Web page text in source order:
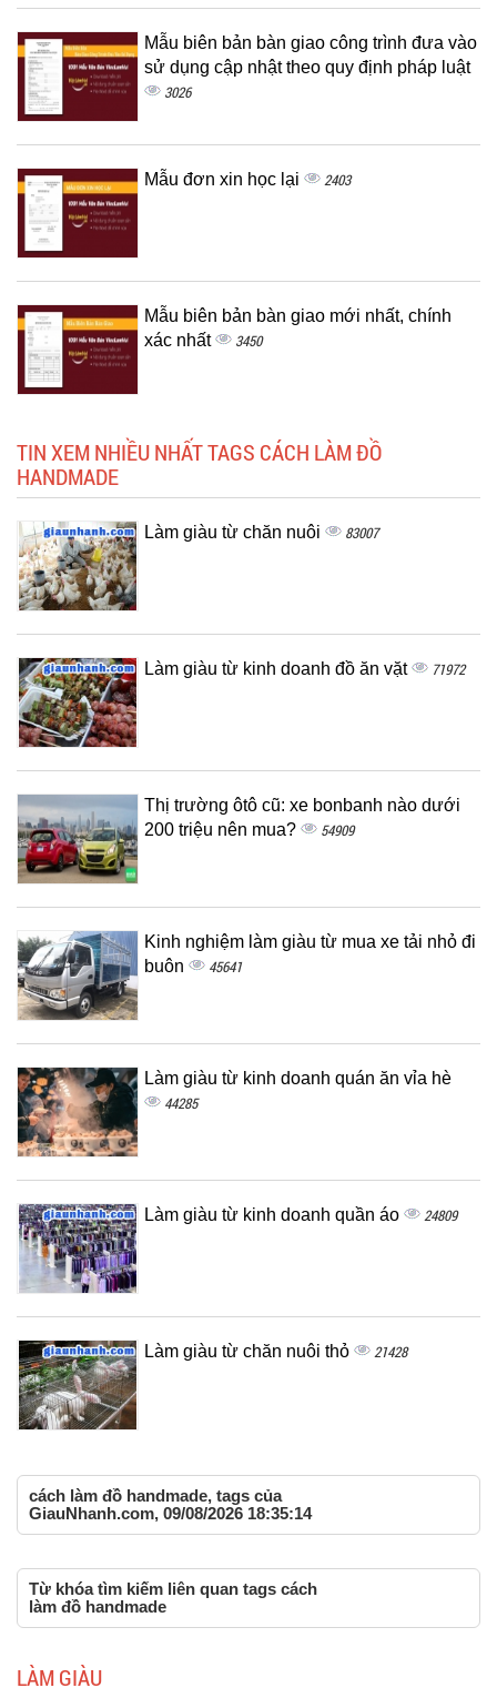
Mẫu biên bản bàn giao công trình đưa vào
sử dụng cập nhật theo quy định pháp luật
3026
Mẫu đơn xin học lại 2403
Mẫu biên bản bàn giao mới nhất, chính
xác nhất
3450
TIN XEM NHIỀU NHẤT TAGS CÁCH LÀM ĐỒ
HANDMADE
Làm giàu từ chăn nuôi 83007
Làm giàu từ kinh doanh đồ ăn vặt 71972
Thị trường ôtô cũ: xe bonbanh nào dưới
200 triệu nên mua?
54909
Kinh nghiệm làm giàu từ mua xe tải nhỏ đi
buôn
45641
Làm giàu từ kinh doanh quán ăn vỉa hè
44285
Làm giàu từ kinh doanh quần áo 24809
Làm giàu từ chăn nuôi thỏ 21428
cách làm đồ handmade, tags của
GiauNhanh.com, 09/08/2026 18:35:14
Từ khóa tìm kiếm liên quan tags cách
làm đồ handmade
LÀM GIÀU